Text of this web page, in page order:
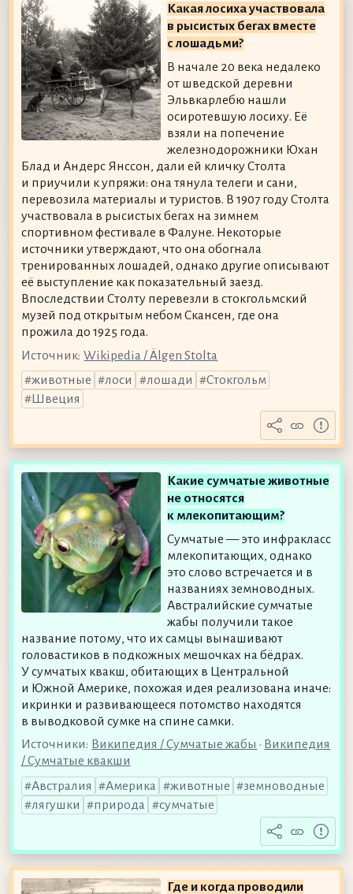
Какая лосиха участвовала
в рысистых бегах вместе
с лошадьми?
В начале 20 века недалеко
от шведской деревни
Эльвкарлебю нашли
осиротевшую лосиху. Её
взяли на попечение
железнодорожники Юхан
Блад и Андерс Янссон, дали ей кличку Столта
и приучили к упряжи: она тянула телеги и сани,
перевозила материалы и туристов. В 1907 году Столта
участвовала в рысистых бегах на зимнем
спортивном фестивале в Фалуне. Некоторые
источники утверждают, что она обогнала
тренированных лошадей, однако другие описывают
её выступление как показательный заезд.
Впоследствии Столту перевезли в стокгольмский
музей под открытым небом Скансен, где она
прожила до 1925 года.
Источник: Wikipedia / Älgen Stolta
животные
лоси лошади
Стокгольм
Швеция
Какие сумчатые животные
не относятся
к млекопитающим?
Сумчатые — это инфракласс
млекопитающих, однако
это слово встречается и в
названиях земноводных.
Австралийские сумчатые
жабы получили такое
название потому, что их самцы вынашивают
головастиков в подкожных мешочках на бёдрах.
У сумчатых квакш, обитающих в Центральной
и Южной Америке, похожая идея реализована иначе:
икринки и развивающееся потомство находятся
в выводковой сумке на спине самки.
Источники: Википедия / Сумчатые жабы • Википедия
/ Сумчатые квакши
Австралия
Америка животные
земноводные
лягушки
природа сумчатые
Где и когда проводили